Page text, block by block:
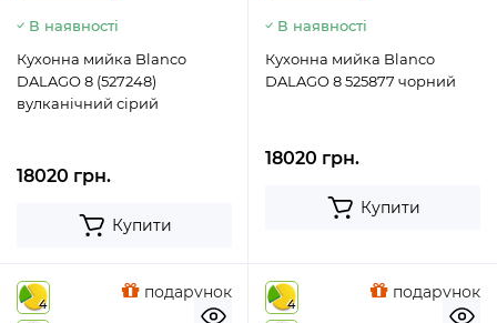
В наявності
Кухонна мийка Blanco
DALAGO 8 (527248)
вулканічний сірий
18020 грн.
Купити
В наявності
Кухонна мийка Blanco
DALAGO 8 525877 чорний
18020 грн.
Купити
4
подарунок
4
подарунок